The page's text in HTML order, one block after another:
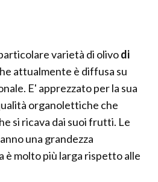
varietà di olivodi
attualmente è diffusa su
E' apprezzato per la sua
organolettiche che
si ricava dai suoi frutti. Le
una grandezza
è molto più larga rispetto alle